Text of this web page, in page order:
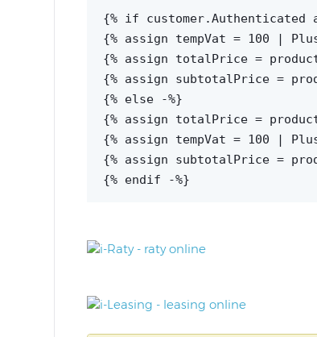
{% if customer.Authenticated
{% assign tempVat = 100 |
{% assign totalPrice =
{% assign subtotalPrice =
{% else -%}
{% assign totalPrice =
{% assign tempVat = 100 |
{% assign subtotalPrice =
{% endif -%}